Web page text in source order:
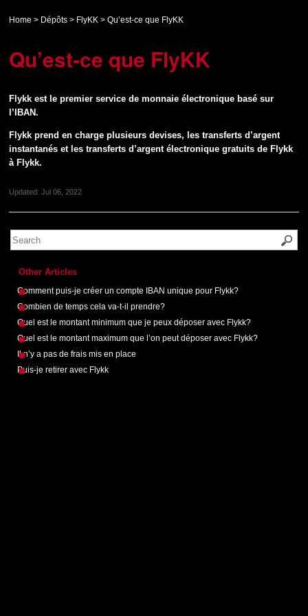
Home > Dépôts > FlyKK > Qu’est-ce que FlyKK
Qu’est-ce que FlyKK
Flykk est le premier service de monnaie électronique basé sur
l’IBAN.
Flykk prend en charge plusieurs devises, les transferts d’argent
instantanés et les transferts d’argent électronique gratuits de Flykk
à Flykk.
Updated: Jul 06, 2022
Other Articles
Comment puis-je créer un compte IBAN unique pour Flykk?
Combien de temps cela va-t-il prendre?
Quel est le montant minimum que je peux déposer avec Flykk?
Quel est le montant maximum que l’on peut déposer avec Flykk?
Il n’y a pas de frais mis en place
Puis-je retirer avec Flykk